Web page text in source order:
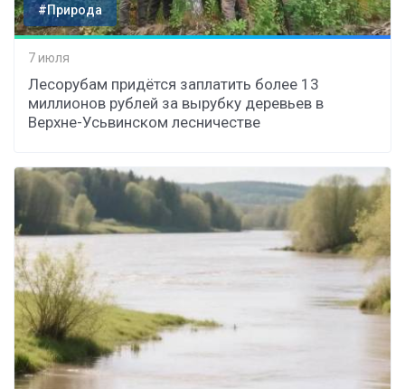
#Природа
7 июля
Лесорубам придётся заплатить более 13
миллионов рублей за вырубку деревьев в
Верхне-Усьвинском лесничестве